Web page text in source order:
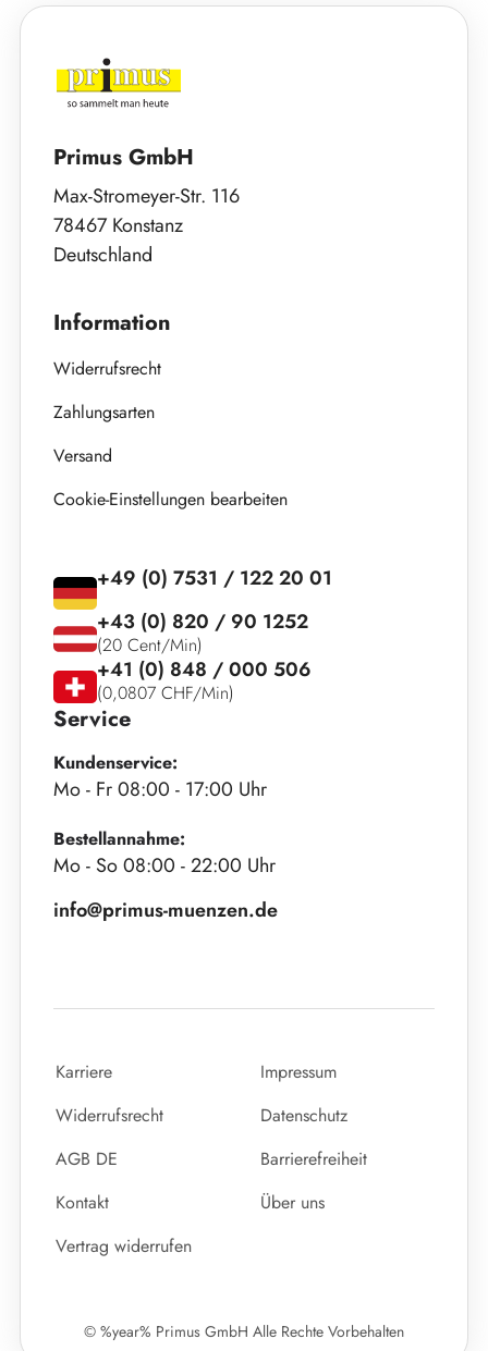
Primus GmbH
Max-Stromeyer-Str. 116
78467 Konstanz
Deutschland
Information
Widerrufsrecht
Zahlungsarten
Versand
Cookie-Einstellungen bearbeiten
Service
Kundenservice:
Mo - Fr 08:00 - 17:00 Uhr
Bestellannahme:
Mo - So 08:00 - 22:00 Uhr
info@primus-muenzen.de
+49 (0) 7531 / 122 20 01
+43 (0) 820 / 90 1252
(20 Cent/Min)
+41 (0) 848 / 000 506
(0,0807 CHF/Min)
Karriere
Impressum
Widerrufsrecht
Datenschutz
AGB DE
Barrierefreiheit
Kontakt
Über uns
Vertrag widerrufen
© %year% Primus GmbH Alle Rechte Vorbehalten